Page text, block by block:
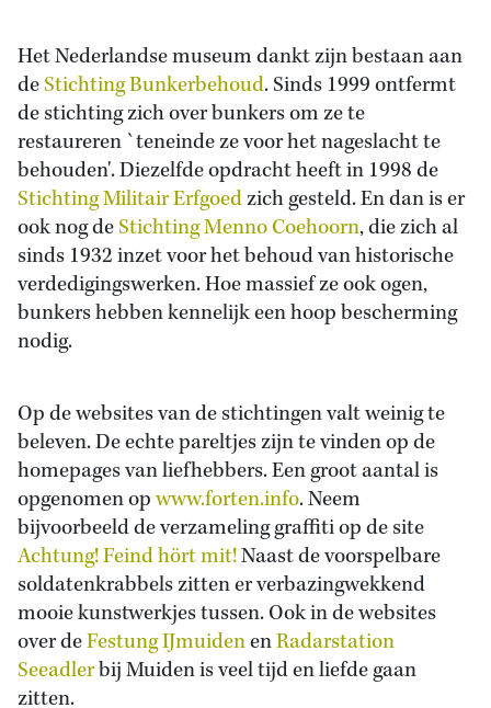
Het Nederlandse museum dankt zijn bestaan aan
deStichting Bunkerbehoud. Sinds 1999 ontfermt
de stichting zich over bunkers om ze te
restaureren `teneinde ze voor het nageslacht te
behouden'. Diezelfde opdracht heeft in 1998 de
Stichting Militair Erfgoedzich gesteld. En dan is er
ook nog deStichting Menno Coehoorn, die zich al
sinds 1932 inzet voor het behoud van historische
verdedigingswerken. Hoe massief ze ook ogen,
bunkers hebben kennelijk een hoop bescherming
nodig.
Op de websites van de stichtingen valt weinig te
beleven. De echte pareltjes zijn te vinden op de
homepages van liefhebbers. Een groot aantal is
opgenomen opwww.forten.info. Neem
bijvoorbeeld de verzameling graffiti op de site
Achtung! Feind hört mit!Naast de voorspelbare
soldatenkrabbels zitten er verbazingwekkend
mooie kunstwerkjes tussen. Ook in de websites
over deFestung IJmuidenenRadarstation
Seeadlerbij Muiden is veel tijd en liefde gaan
zitten.